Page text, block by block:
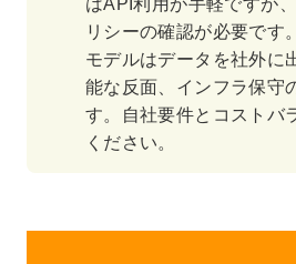
リシーの確認が必要です
モデルはデータを社外に
能な反面、インフラ保守
す。自社要件とコストバ
ください。